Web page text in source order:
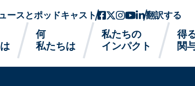
ースとポッドキャストフェイスブック
ツイッターx
インスタグラム
ユーチューブ
リンクトイン
翻訳する
何
私たちは
私たちの
インパクト
得
関